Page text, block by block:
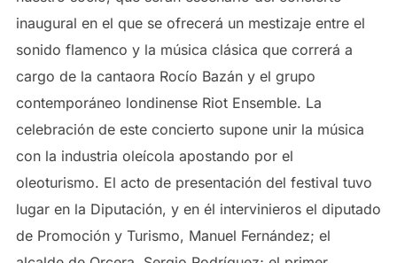
inaugural en el que se ofrecerá un mestizaje entre el
sonido flamenco y la música clásica que correrá a
cargo de la cantaora Rocío Bazán y el grupo
contemporáneo londinense Riot Ensemble. La
celebración de este concierto supone unir la música
con la industria oleícola apostando por el
oleoturismo. El acto de presentación del festival tuvo
lugar en la Diputación, y en él intervinieros el diputado
de Promoción y Turismo, Manuel Fernández; el